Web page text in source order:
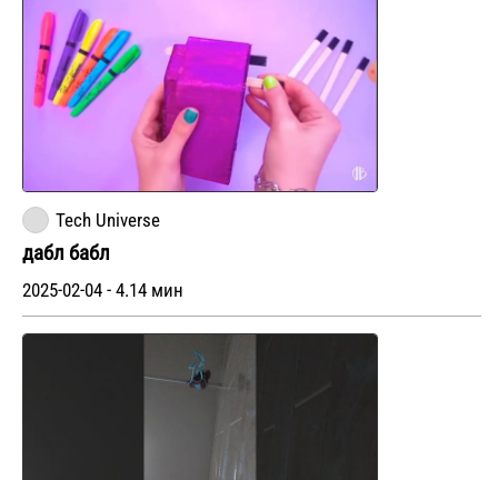
Tech Universe
дабл бабл
2025-02-04 - 4.14 мин